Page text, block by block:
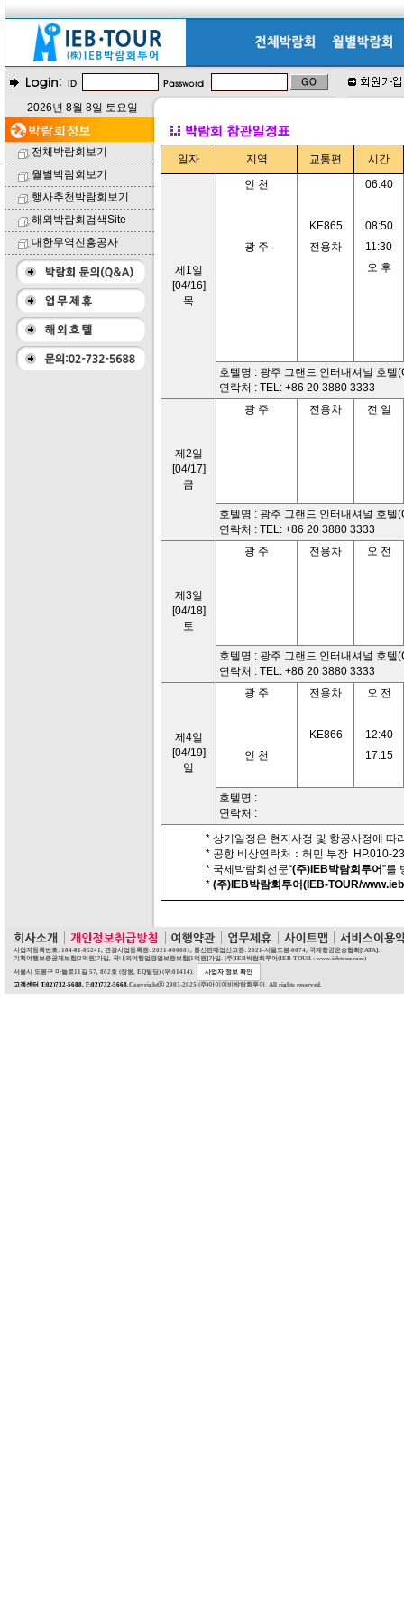
2026년 8월 8일 토요일
전체박람회보기
월별박람회보기
행사추천박람회보기
해외박람회검색Site
대한무역진흥공사
일자 지역 교통편 시간
제1일
[04/16]
목
인 천 06:40
KE865
08:50
광 주
전용차
11:30
오 후
호텔명 : 광주 그랜드 인터내셔널 호
연락처 : TEL: +86 20 3880 3333
제2일
[04/17]
금
광 주 전용차 전 일
호텔명 : 광주 그랜드 인터내셔널 호
연락처 : TEL: +86 20 3880 3333
제3일
[04/18]
토
광 주 전용차 오 전
호텔명 : 광주 그랜드 인터내셔널 호
연락처 : TEL: +86 20 3880 3333
제4일
[04/19]
일
광 주 전용차 오 전
KE866
12:40
인 천
17:15
호텔명 :
연락처 :
* 상기일정은 현지사정 및 항공사정에 따
* 공항 비상연락처：허민 부장 HP.010-
* 국제박람회전문“(주)IEB박람회투어”를
* (주)IEB박람회투어(IEB-TOUR/
사업자등록번호: 104-81-85241, 관광사업등록증: 2021-000001, 통신판매업신고증: 2021-서울도봉-0074, 국제항공운송협회[IATA].
기획여행보증공제보험[2억원]가입, 국내외여행업영업보증보험[1억원]가입. (주)IEB박람회투어(IEB-TOUR : www.iebtour.com)
서울시 도봉구 마들로11길 57, 802호 (창동, EQ빌딩) (우:01414).
사업자 정보 확인
고객센터 T:02)732-5688. F:02)732-5668.Copyrightⓒ 2003-2025 (주)아이이비박람회투어. All rights reserved.